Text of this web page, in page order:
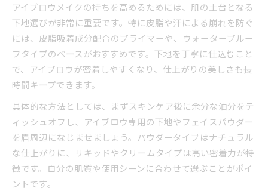
アイブロウペンシルとパウダーの賢い使い分け
俊敏な朝をサポートするアイブロウの選び方
汗や水に強いウォータープルーフ眉の実践法
ウォータープルーフアイブロウの選び方とコツ
汗に負けないアイブロウメイクの実践ポイント
海やスポーツに強い落ちないアイブロウ術
アイブロウを水分から守る密着テクニック
落ちないアイブロウペンシルの活用方法
自然な美しさを保つ落ちないアイブロウ術
アイブロウで実現するナチュラルな眉の作り方
アイブロウメイクの持ちを高めるためには、肌の土台となる
下地選びが非常に重要です。特に皮脂や汗による崩れを防ぐ
には、皮脂吸着成分配合のプライマーや、ウォータープルー
フタイプのベースがおすすめです。下地を丁寧に仕込むこと
で、アイブロウが密着しやすくなり、仕上がりの美しさも長
時間キープできます。
具体的な方法としては、まずスキンケア後に余分な油分をテ
ィッシュオフし、アイブロウ専用の下地やフェイスパウダー
を眉周辺になじませましょう。パウダータイプはナチュラル
な仕上がりに、リキッドやクリームタイプは高い密着力が特
徴です。自分の肌質や使用シーンに合わせて選ぶことがポイ
ントです。